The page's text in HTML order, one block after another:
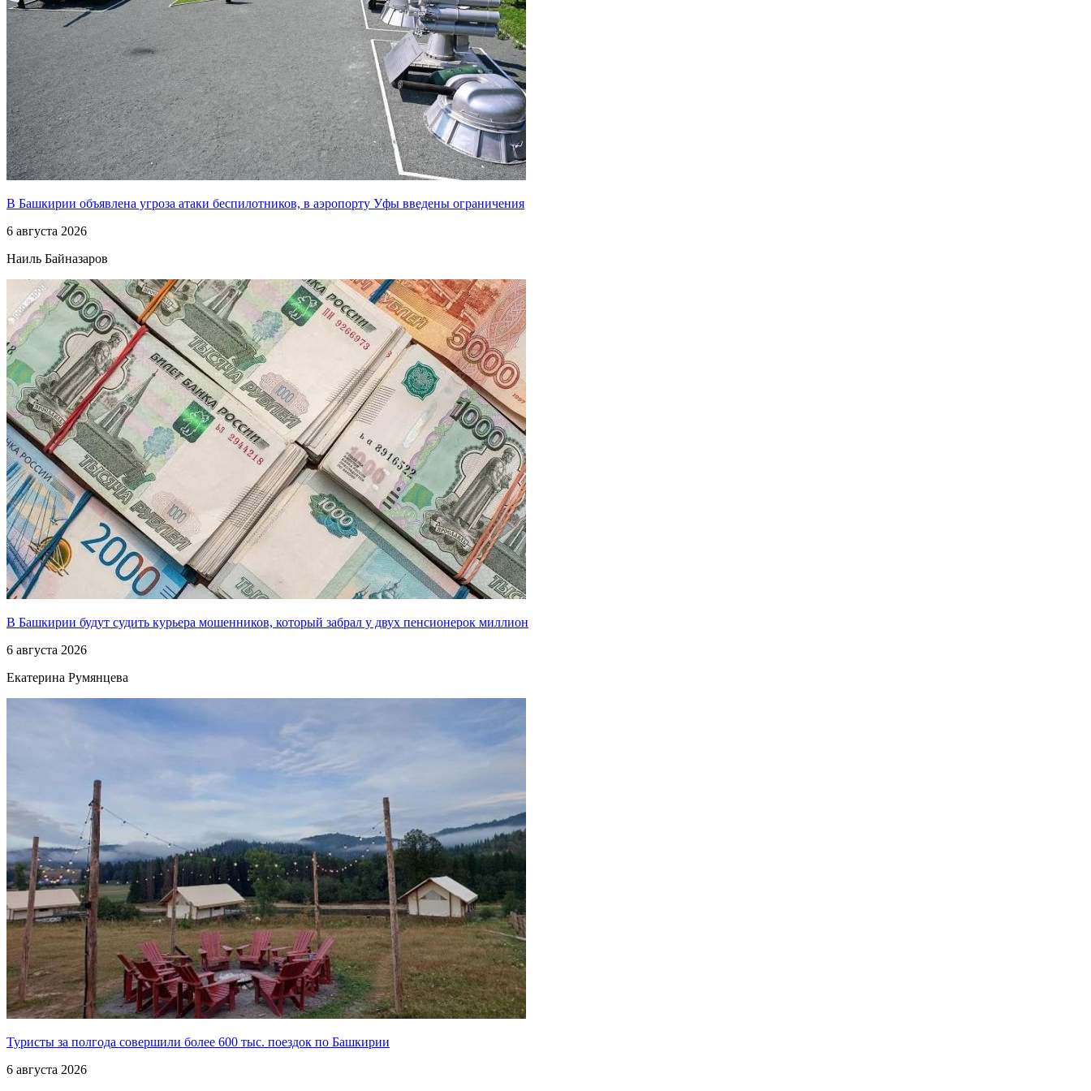
В Башкирии объявлена угроза атаки беспилотников, в аэропорту Уфы введены ограничения
6 августа 2026
Наиль Байназаров
В Башкирии будут судить курьера мошенников, который забрал у двух пенсионерок миллион
6 августа 2026
Екатерина Румянцева
Туристы за полгода совершили более 600 тыс. поездок по Башкирии
6 августа 2026